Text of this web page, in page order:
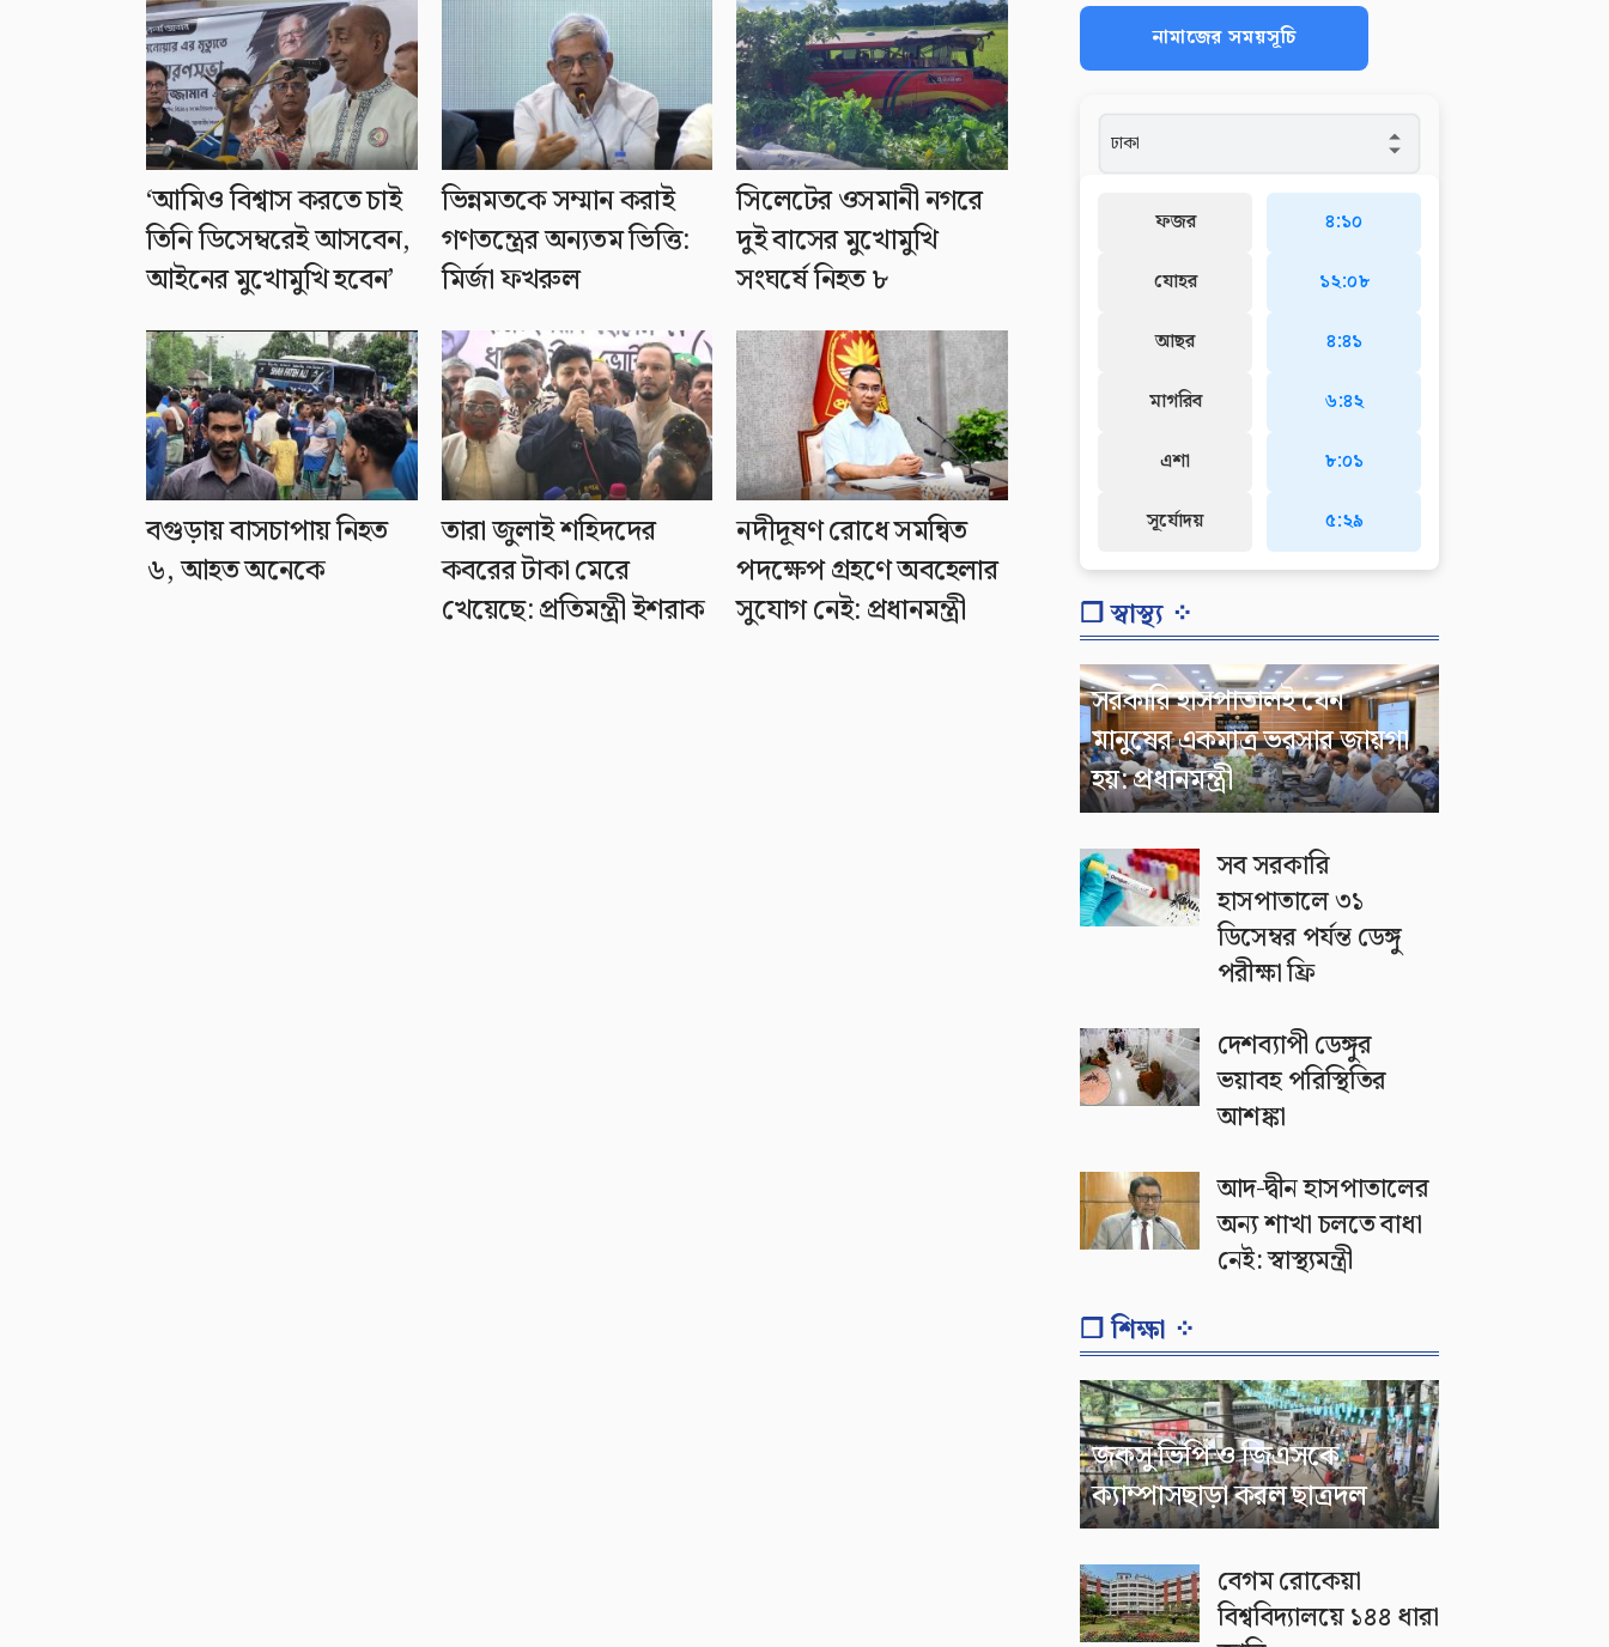
‘আমিও বিশ্বাস করতে চাই
তিনি ডিসেম্বরেই আসবেন,
আইনের মুখোমুখি হবেন’
ভিন্নমতকে সম্মান করাই
গণতন্ত্রের অন্যতম ভিত্তি:
মির্জা ফখরুল
সিলেটের ওসমানী নগরে
দুই বাসের মুখোমুখি
সংঘর্ষে নিহত ৮
বগুড়ায় বাসচাপায় নিহত
৬, আহত অনেকে
তারা জুলাই শহিদদের
কবরের টাকা মেরে
খেয়েছে: প্রতিমন্ত্রী ইশরাক
নদীদূষণ রোধে সমন্বিত
পদক্ষেপ গ্রহণে অবহেলার
সুযোগ নেই: প্রধানমন্ত্রী
নামাজের সময়সূচি
ফজর
যোহর
আছর
মাগরিব
এশা
সূর্যোদয়
৪:১০
১২:০৮
৪:৪১
৬:৪২
৮:০১
৫:২৯
❐ স্বাস্থ্য ⁘
সরকারি হাসপাতালই যেন
মানুষের একমাত্র ভরসার জায়গা
হয়: প্রধানমন্ত্রী
সব সরকারি
হাসপাতালে ৩১
ডিসেম্বর পর্যন্ত ডেঙ্গু
পরীক্ষা ফ্রি
দেশব্যাপী ডেঙ্গুর
ভয়াবহ পরিস্থিতির
আশঙ্কা
আদ-দ্বীন হাসপাতালের
অন্য শাখা চলতে বাধা
নেই: স্বাস্থ্যমন্ত্রী
❐ শিক্ষা ⁘
জকসু ভিপি ও জিএসকে
ক্যাম্পাসছাড়া করল ছাত্রদল
বেগম রোকেয়া
বিশ্ববিদ্যালয়ে ১৪৪ ধারা